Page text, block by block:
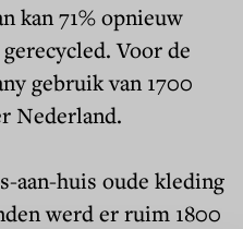
kan 71% opnieuw
Voor de
gebruik van 1700
Nederland.
aan-huis oude kleding
werd er ruim 1800